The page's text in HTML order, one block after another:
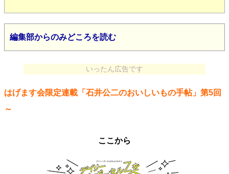
編集部からのみどころを読む
いったん広告です
はげます会限定連載「石井公二のおいしいもの手帖」第5回
～
ここから